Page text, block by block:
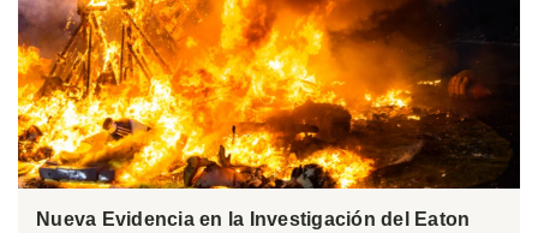
Nueva Evidencia en la Investigación del Eaton